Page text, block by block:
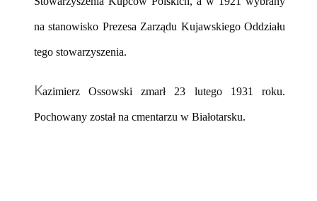
na stanowisko Prezesa Zarządu Kujawskiego Oddziału
tego stowarzyszenia.
Kazimierz Ossowski zmarł 23 lutego 1931 roku.
Pochowany został na cmentarzu w Białotarsku.